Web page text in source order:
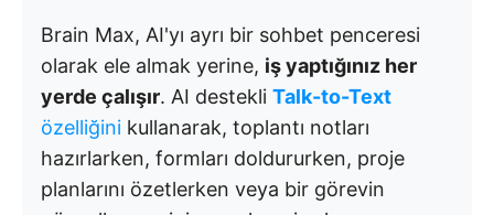
Brain Max, AI'yı ayrı bir sohbet penceresi
olarak ele almak yerine, iş yaptığınız her
yerde çalışır. AI destekli Talk-to-Text
özelliğini kullanarak, toplantı notları
hazırlarken, formları doldururken, proje
planlarını özetlerken veya bir görevin